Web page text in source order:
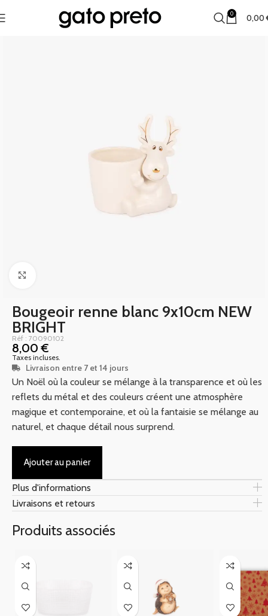
0 0,00
Bougeoir renne blanc 9x10cm NEW
BRIGHT
Réf : 70090102
8,00€
Taxes incluses.
Livraison entre 7 et 14 jours
Un Noël où la couleur se mélange à la transparence et où les
reflets du métal et des couleurs créent une atmosphère
magique et contemporaine, et où la fantaisie se mélange au
naturel, et chaque détail nous surprend.
Ajouter au panier
Plus d'informations
Livraisons et retours
Produits associés